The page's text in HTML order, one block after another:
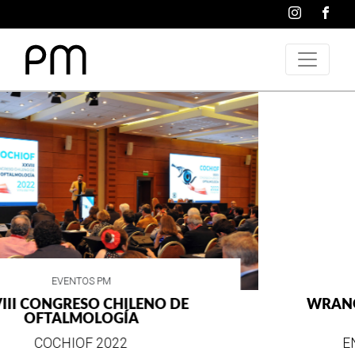
WRANGLER CELEBRA SUS 75 AÑOS DE
ESTILO E HISTORIA
EN SU MES DE ANIVERSARIO...